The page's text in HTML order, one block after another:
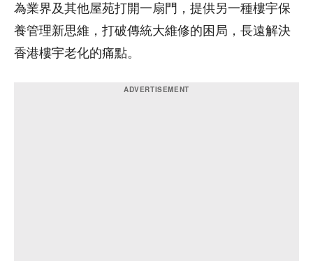
為業界及其他屋苑打開一扇門，提供另一種樓宇保
養管理新思維，打破傳統大維修的困局，長遠解決
香港樓宇老化的痛點。